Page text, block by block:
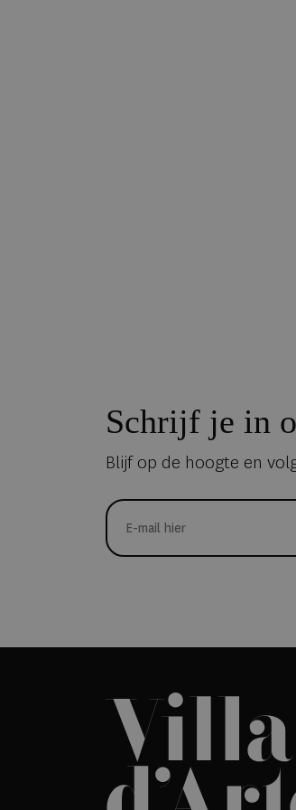
Schrijf je in
Blijf op de hoogte en